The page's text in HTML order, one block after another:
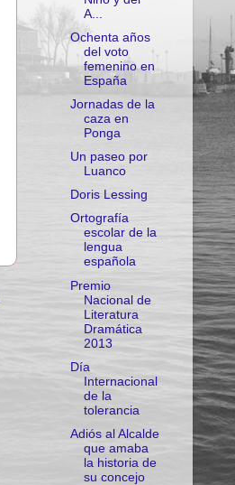
A...
Ochenta años
del voto
femenino en
España
Jornadas de la
caza en
Ponga
Un paseo por
Luanco
Doris Lessing
Ortografía
escolar de la
lengua
española
Premio
Nacional de
Literatura
Dramática
2013
Día
Internacional
de la
tolerancia
Adiós al Alcalde
que amaba
la historia de
su concejo